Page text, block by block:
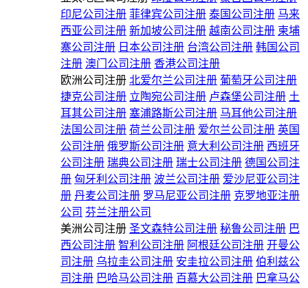
印尼公司注册 菲律宾公司注册 泰国公司注册 马来
西亚公司注册 新加坡公司注册 越南公司注册 柬埔
寨公司注册 日本公司注册 台湾公司注册 韩国公司
注册 澳门公司注册 香港公司注册
欧洲公司注册 北爱尔兰公司注册 葡萄牙公司注册
捷克公司注册 立陶宛公司注册 卢森堡公司注册 土
耳其公司注册 塞浦路斯公司注册 马耳他公司注册
法国公司注册 荷兰公司注册 爱尔兰公司注册 英国
公司注册 俄罗斯公司注册 意大利公司注册 西班牙
公司注册 瑞典公司注册 瑞士公司注册 德国公司注
册 匈牙利公司注册 波兰公司注册 爱沙尼亚公司注
册 丹麦公司注册 罗马尼亚公司注册 克罗地亚注册
公司 芬兰注册公司
美洲公司注册 圣文森特公司注册 秘鲁公司注册 巴
西公司注册 智利公司注册 阿根廷公司注册 开曼公
司注册 乌拉圭公司注册 安圭拉公司注册 伯利兹公
司注册 巴哈马公司注册 百慕大公司注册 巴拿马公